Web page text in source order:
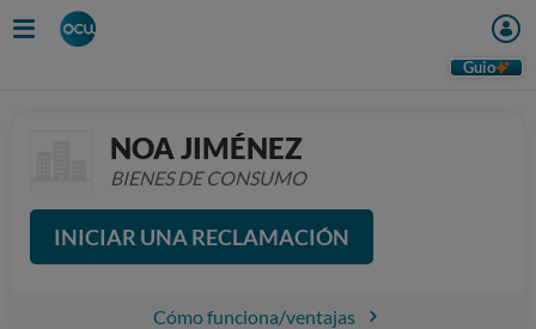
Guio
NOA JIMÉNEZ
BIENES DE CONSUMO
INICIAR UNA RECLAMACIÓN
Cómo funciona/ventajas